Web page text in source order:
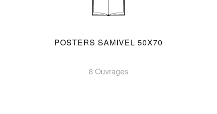
POSTERS SAMIVEL 50X70
8 Ouvrages